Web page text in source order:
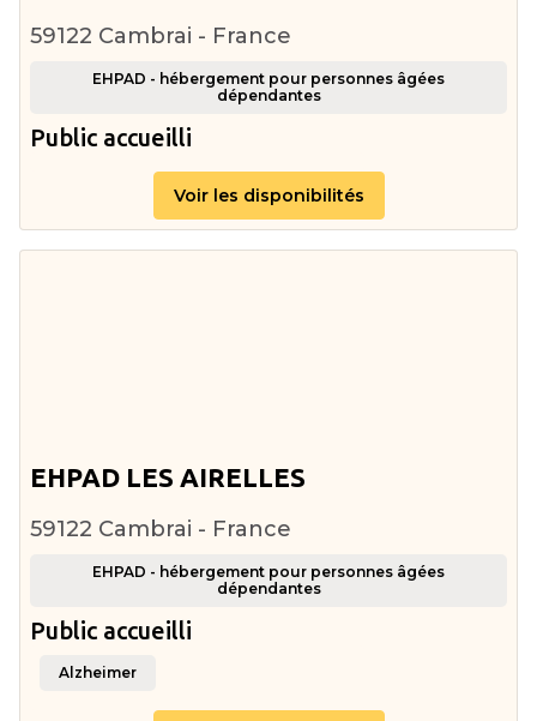
59122 Cambrai - France
EHPAD - hébergement pour personnes âgées
dépendantes
Public accueilli
Voir les disponibilités
EHPAD LES AIRELLES
59122 Cambrai - France
EHPAD - hébergement pour personnes âgées
dépendantes
Public accueilli
Alzheimer